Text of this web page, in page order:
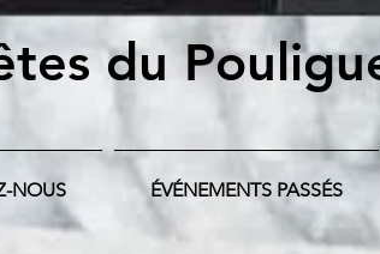
du
NOUS ÉVÉNEMENTS PASSÉS